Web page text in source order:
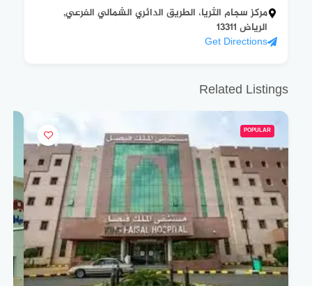
مركز سجام الثريا، الطريق الدائري الشمالي الفرعي,
الرياض 13311
Get Directions
Related Listings
POPULAR